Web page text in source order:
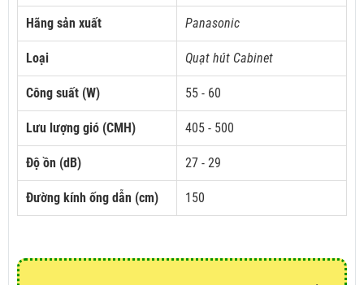
Hãng sản xuất Panasonic
Loại Quạt hút Cabinet
Công suất (W) 55 - 60
Lưu lượng gió (CMH) 405 - 500
Độ ồn (dB) 27 - 29
Đường kính ống dẫn (cm) 150